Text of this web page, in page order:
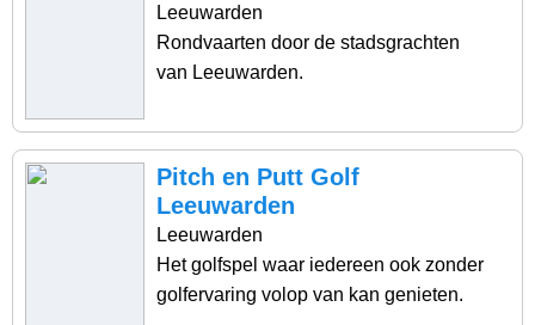
Leeuwarden
Rondvaarten door de stadsgrachten
van Leeuwarden.
Pitch en Putt Golf
Leeuwarden
Leeuwarden
Het golfspel waar iedereen ook zonder
golfervaring volop van kan genieten.